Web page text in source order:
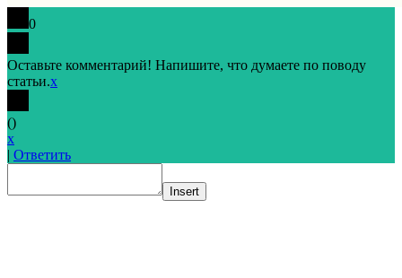
0
Оставьте комментарий! Напишите, что думаете по поводу
статьи.x
()
x
| Ответить
Insert